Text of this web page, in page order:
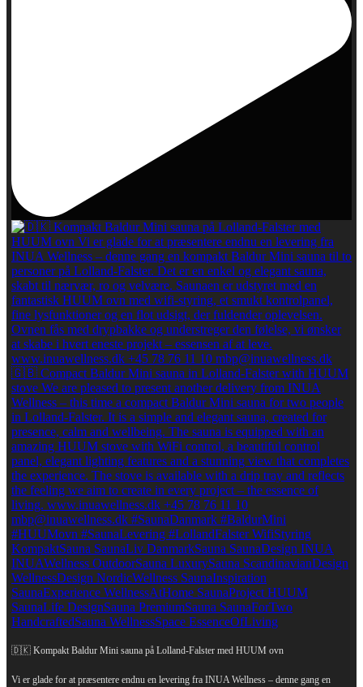
🇩🇰 Kompakt Baldur Mini sauna på Lolland-Falster med HUUM ovn
Vi er glade for at præsentere endnu en levering fra INUA Wellness – denne gang en